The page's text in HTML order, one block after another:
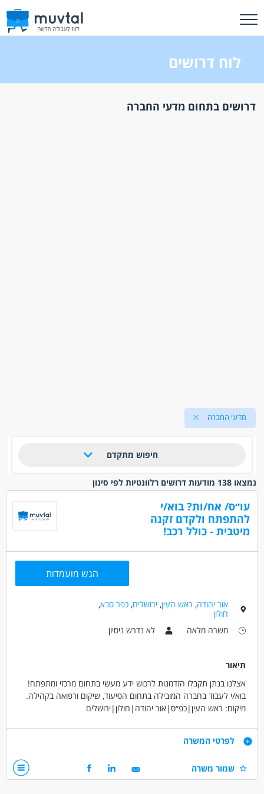
לוח דרושים
דרושים בתחום מדעי החברה
מדעי החברה
חיפוש מתקדם
נמצאו 138 מודעות דרושים רלוונטיות לפי סינון
עו״ס/ אח/ות? בוא/י
להתפתח ולקדם זקנה
מיטבית - כולל רכב!
הגש מועמדות
אור יהודה, ראש העין,ירושלים,כפר סבא,
חולון
משרה מלאה
לא נדרש ניסיון
תיאור
אצלנו בנתן תקבלו הזדמנות לרכוש ידע מעשי בתחום מרכזי ומתפתח!
בוא/י לעבוד בחברה המובילה בתחום הסיעוד, שיקום ורפואה בקהילה.
מיקום: ראש העין|כפ״ס|אור יהודה|חולון|ירושלים
מה התפקיד כולל:
קידום תחום חדשני של Longevity וזיקנה מיטבית.
קשר ישיר מול גורמי מקצוע ומוסדות בקהילה.
דרישות
תואר ראשון בעבודה סוציאלית/ גרונטולוגיה/ ריפוי בעיסוק/ סיעוד/
פיזיותרפיה/ תואר ראשון+160 שעות התמחות בזקנה/ תעודת ניהול
לפרטי המשרה
שמור משרה